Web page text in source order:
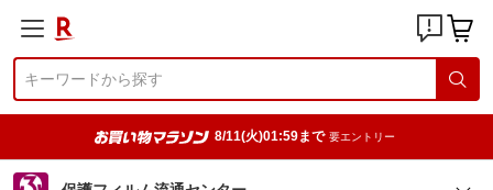
8/11(火)01:59まで 要エントリー